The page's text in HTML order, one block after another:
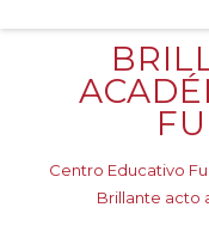
content
Centro Educativo
Brillante acto